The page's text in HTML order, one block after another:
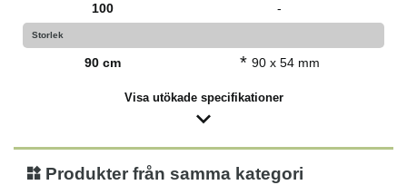
100 -
Storlek
90 cm * 90 x 54 mm
Visa utökade specifikationer
Produkter från samma kategori